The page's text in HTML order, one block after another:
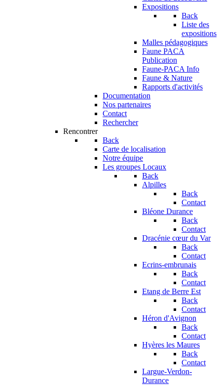
Expositions
Back
Liste des
expositions
Malles pédagogiques
Faune PACA
Publication
Faune-PACA Info
Faune & Nature
Rapports d'activités
Documentation
Nos partenaires
Contact
Rechercher
Rencontrer
Back
Carte de localisation
Notre équipe
Les groupes Locaux
Back
Alpilles
Back
Contact
Bléone Durance
Back
Contact
Dracénie cœur du Var
Back
Contact
Ecrins-embrunais
Back
Contact
Etang de Berre Est
Back
Contact
Héron d'Avignon
Back
Contact
Hyères les Maures
Back
Contact
Largue-Verdon-
Durance